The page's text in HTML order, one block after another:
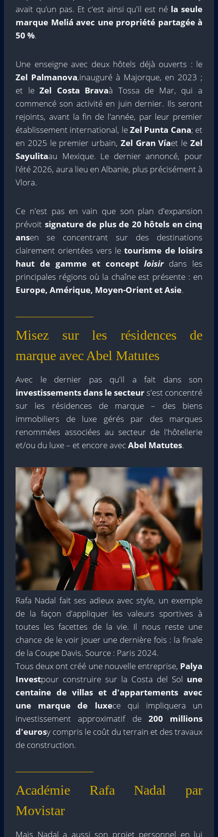
avait qu’un pas. Et c'est ainsi qu'il est né la seule
marque Meliá avec une propriété partagée à
50 %.
Une enseigne avec deux hôtels déjà ouverts : le
Zel Palmanova,inauguré à Majorque, en 2023 ;
et leZel Costa Bravaà Tossa de Mar, qui a
commencé son activité en juin dernier. Ils seront
rejoints, avant la fin de l'année, par leur premier
établissement international, leZel Punta Cana; et
en 2025 le premier urbain, Zel Gran Víaet le Zel
Sayulitaau Mexique. Le dernier annoncé, pour
l'été 2026, aura lieu en Albanie, plus précisément à
Vlora.
Ce n'est pas en vain que son plan d'expansion
prévoit signature de plus de 20 hôtels en cinq
ansen se concentrant sur des destinations
clairement orientées vers letourisme de loisirs
haut de gamme et concept loisirdans les
principales régions où la chaîne est présente : en
Europe, Amérique, Moyen-Orient et Asie.
Misez sur les résidences de
marque avec Abel Matutes
Avec le dernier pas qu'il a fait dans son
investissements dans le secteurs'est concentré
sur les résidences de marque – des biens
immobiliers de luxe gérés par des marques
renommées associées au secteur de l'hôtellerie
et/ou du luxe – et encore avecAbel Matutes.
Rafa Nadal fait ses adieux avec style, un exemple
de la façon d'appliquer les valeurs sportives à
toutes les facettes de la vie. Il nous reste une
chance de le voir jouer une dernière fois : la finale
de la Coupe Davis. Source : Paris 2024.
Tous deux ont créé une nouvelle entreprise, Palya
Investpour construire sur la Costa del Sol une
centaine de villas et d'appartements avec
une marque de luxece qui impliquera un
investissement approximatif de200 millions
d'eurosy compris le coût du terrain et des travaux
de construction.
Académie Rafa Nadal par
Movistar
Mais Nadal a aussi son projet personnel en lui